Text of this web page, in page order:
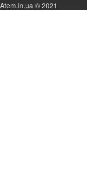
Atem.in.ua © 2021